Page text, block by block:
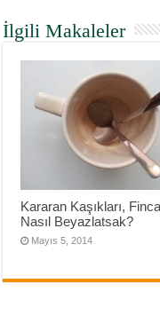
İlgili Makaleler
Kararan Kaşıkları,
Nasıl Beyazlatsak?
Mayıs 5, 2014